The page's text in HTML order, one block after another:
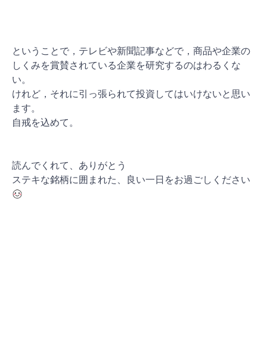
ということで，テレビや新聞記事などで，商品や企業の
しくみを賞賛されている企業を研究するのはわるくな
い。
けれど，それに引っ張られて投資してはいけないと思い
ます。
自戒を込めて。
読んでくれて、ありがとう
ステキな銘柄に囲まれた、良い一日をお過ごしください